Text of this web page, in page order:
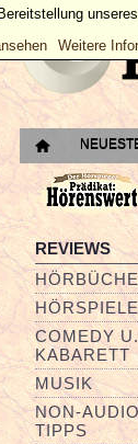
REVIEWS
HÖRSPIELE
COMEDY U.
KABARETT
MUSIK
NON-
TIPPS
Weitere